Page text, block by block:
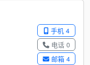
手机 4
电话 0
邮箱 4